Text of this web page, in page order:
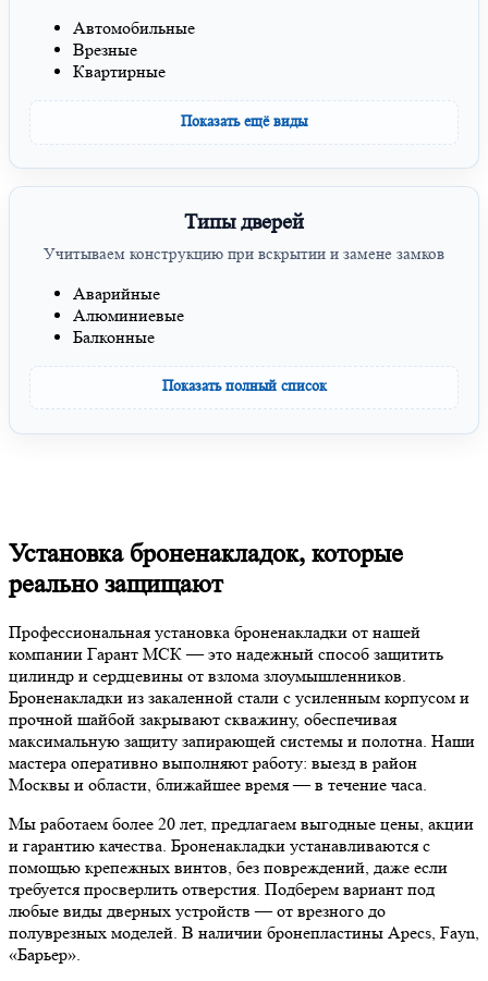
Автомобильные
Врезные
Квартирные
Показать ещё виды
Типы дверей
Учитываем конструкцию при вскрытии и замене замков
Аварийные
Алюминиевые
Балконные
Показать полный список
Установка броненакладок, которые
реально защищают
Профессиональная установка броненакладки от нашей
компании Гарант МСК — это надежный способ защитить
цилиндр и сердцевины от взлома злоумышленников.
Броненакладки из закаленной стали с усиленным корпусом и
прочной шайбой закрывают скважину, обеспечивая
максимальную защиту запирающей системы и полотна. Наши
мастера оперативно выполняют работу: выезд в район
Москвы и области, ближайшее время — в течение часа.
Мы работаем более 20 лет, предлагаем выгодные цены, акции
и гарантию качества. Броненакладки устанавливаются с
помощью крепежных винтов, без повреждений, даже если
требуется просверлить отверстия. Подберем вариант под
любые виды дверных устройств — от врезного до
полуврезных моделей. В наличии бронепластины Apecs, Fayn,
«Барьер».